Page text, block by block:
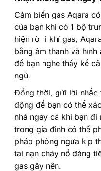
Cảm biến gas Aqara
của bạn khi có 1 bộ
hiện rò rỉ khí gas,
bằng âm thanh và
để bạn nghe thấy kể
ngủ.
Đồng thời, gửi lời nhắc
động để bạn có thể
nhà ngay cả khi bạn
trong gia đình có thể
pháp phòng ngừa kịp
tai nạn cháy nổ đáng
gas gây nên.